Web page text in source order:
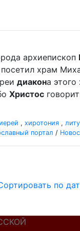
архиепископ
посетил храм
диакона
Христос
иерей , хиротония ,
портал /
по